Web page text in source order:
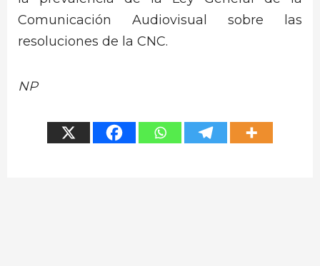
Comunicación Audiovisual sobre las
resoluciones de la CNC.
NP